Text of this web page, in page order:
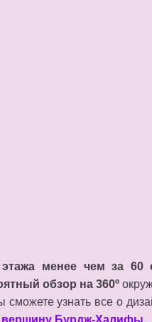
менее чем за 60
обзор на 360º
сможете узнать все о
вершину Бурдж-Халифы